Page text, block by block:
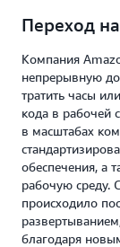
Переход
Компания
непрерывную
тратить часы
кода в рабочей
в масштабах
обеспечения, а
рабочую среду.
происходило
благодаря